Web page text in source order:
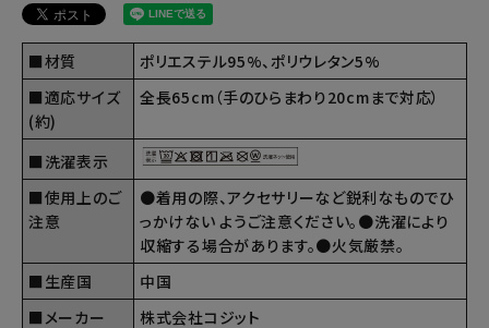
■材質
ポリエステル95%、ポリウレタン5%
■適応サイズ
(約)
全長65cm（手のひらまわり20cmまで対応）
■洗濯表示
■使用上のご
注意
●着用の際、アクセサリーなど鋭利なものでひ
っかけない ようご注意ください。●洗濯により
収縮する場合があります。●火気厳禁。
■生産国
中国
■メーカー
株式会社コジット